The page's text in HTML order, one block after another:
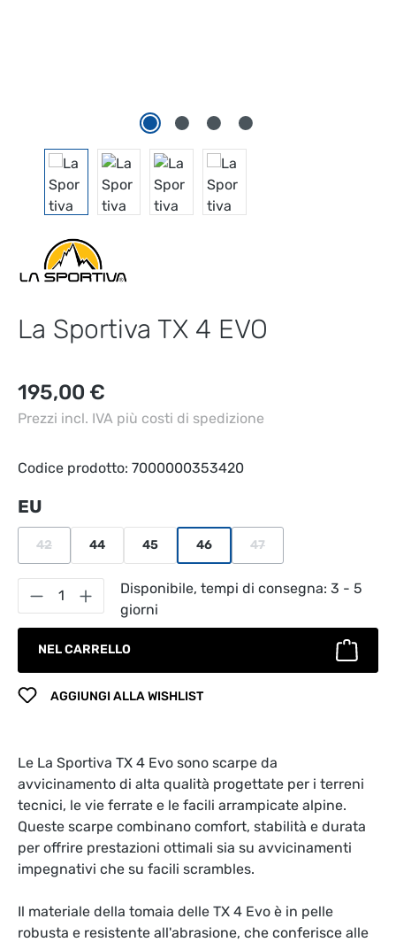
La Sportiva TX 4 EVO
Prezzo normale:
195,00 €
Prezzi incl. IVA più costi di spedizione
Codice prodotto: 7000000353420
Seleziona
EU
42
(Questa opzione non è al momento disponibile.)
44 45 46 47
Quantità del prodotto: inserisci la
Disponibile, tempi di consegna: 3 - 5
giorni
NEL CARRELLO
AGGIUNGI ALLA WISHLIST
Le La Sportiva TX 4 Evo sono scarpe da
avvicinamento di alta qualità progettate per i terreni
tecnici, le vie ferrate e le facili arrampicate alpine.
Queste scarpe combinano comfort, stabilità e durata
per offrire prestazioni ottimali sia su avvicinamenti
impegnativi che su facili scrambles.
Il materiale della tomaia delle TX 4 Evo è in pelle
robusta e resistente all'abrasione, che conferisce alle